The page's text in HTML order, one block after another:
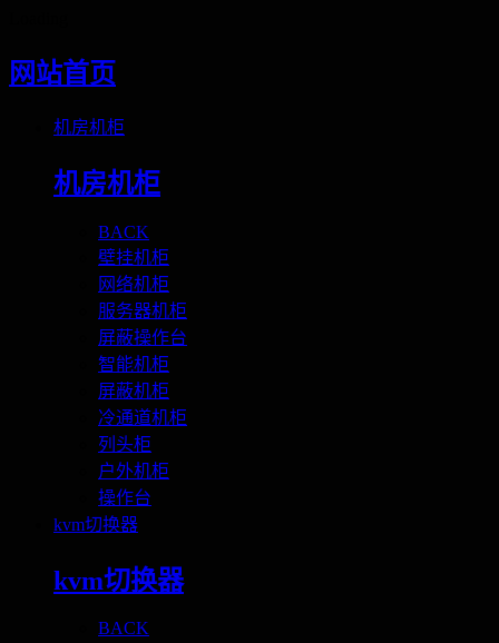
网站首页
机房机柜
机房机柜
BACK
壁挂机柜
网络机柜
服务器机柜
屏蔽操作台
智能机柜
屏蔽机柜
冷通道机柜
列头柜
户外机柜
操作台
kvm切换器
kvm切换器
BACK